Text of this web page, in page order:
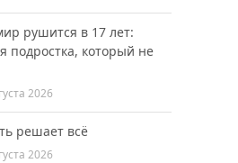
рушится в 17 лет:
подростка, который не
2026
решает всё
2026